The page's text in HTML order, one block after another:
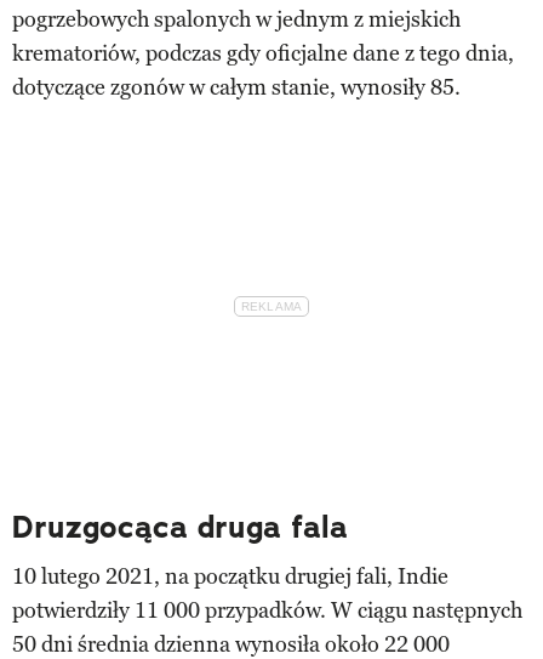
pogrzebowych spalonych w jednym z miejskich
krematoriów, podczas gdy oficjalne dane z tego dnia,
dotyczące zgonów w całym stanie, wynosiły 85.
Druzgocąca druga fala
10 lutego 2021, na początku drugiej fali, Indie
potwierdziły 11 000 przypadków. W ciągu następnych
50 dni średnia dzienna wynosiła około 22 000